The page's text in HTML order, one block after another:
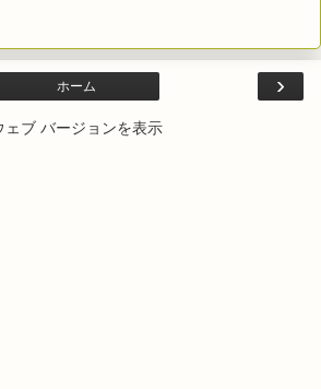
›
ホーム
ェブ バージョンを表示